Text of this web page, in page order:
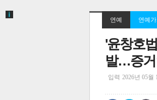
연예 연예가
'윤창호
발…증거
입력 2026년 05월